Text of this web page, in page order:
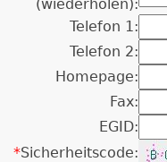
(wiederholen):
Telefon 1:
Telefon 2:
Homepage:
Fax:
EGID:
*Sicherheitscode: